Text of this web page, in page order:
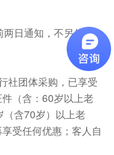
日通知，不另作赔
社团体采购，已享受
（含：60岁以上老
含70岁）以上老
受任何优惠；客人自